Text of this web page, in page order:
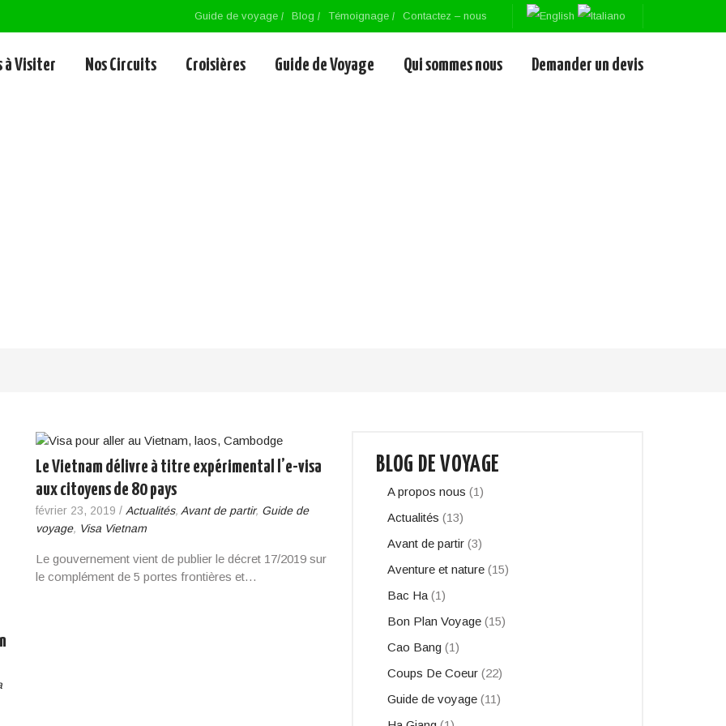
Guide de voyage Blog Témoignage Contactez – nous
à Visiter Nos Circuits Croisières Guide de Voyage Qui sommes nous Demander un devis
Le Vietnam délivre à titre expérimental l’e-visa
aux citoyens de 80 pays
février 23, 2019 / Actualités, Avant de partir, Guide de
voyage, Visa Vietnam
Le gouvernement vient de publier le décret 17/2019 sur
le complément de 5 portes frontières et…
BLOG DE VOYAGE
A propos nous (1)
Actualités (13)
Avant de partir (3)
Aventure et nature (15)
Bac Ha (1)
Bon Plan Voyage (15)
Cao Bang (1)
Coups De Coeur (22)
Guide de voyage (11)